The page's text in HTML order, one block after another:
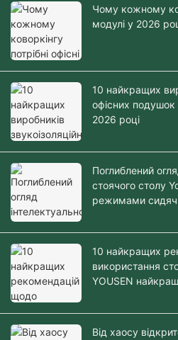
Чому кожному
модулі у 2026
10 найкращих
офісних подушок
2026 році
Поглиблений
стоячого столу
режимами
10 найкращих
використання
YOUSEN
Від хаосу